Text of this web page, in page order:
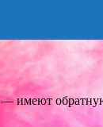
имеют